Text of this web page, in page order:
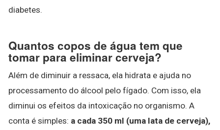
diabetes.
Quantos copos de água tem que
tomar para eliminar cerveja?
Além de diminuir a ressaca, ela hidrata e ajuda no
processamento do álcool pelo fígado. Com isso, ela
diminui os efeitos da intoxicação no organismo. A
conta é simples: a cada 350 ml (uma lata de cerveja),